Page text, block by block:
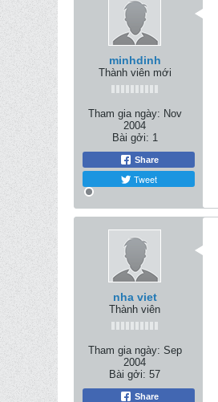
minhdinh
Thành viên mới
Tham gia ngày: Nov
2004
Bài gởi: 1
Share
Tweet
nha viet
Thành viên
Tham gia ngày: Sep
2004
Bài gởi: 57
Share